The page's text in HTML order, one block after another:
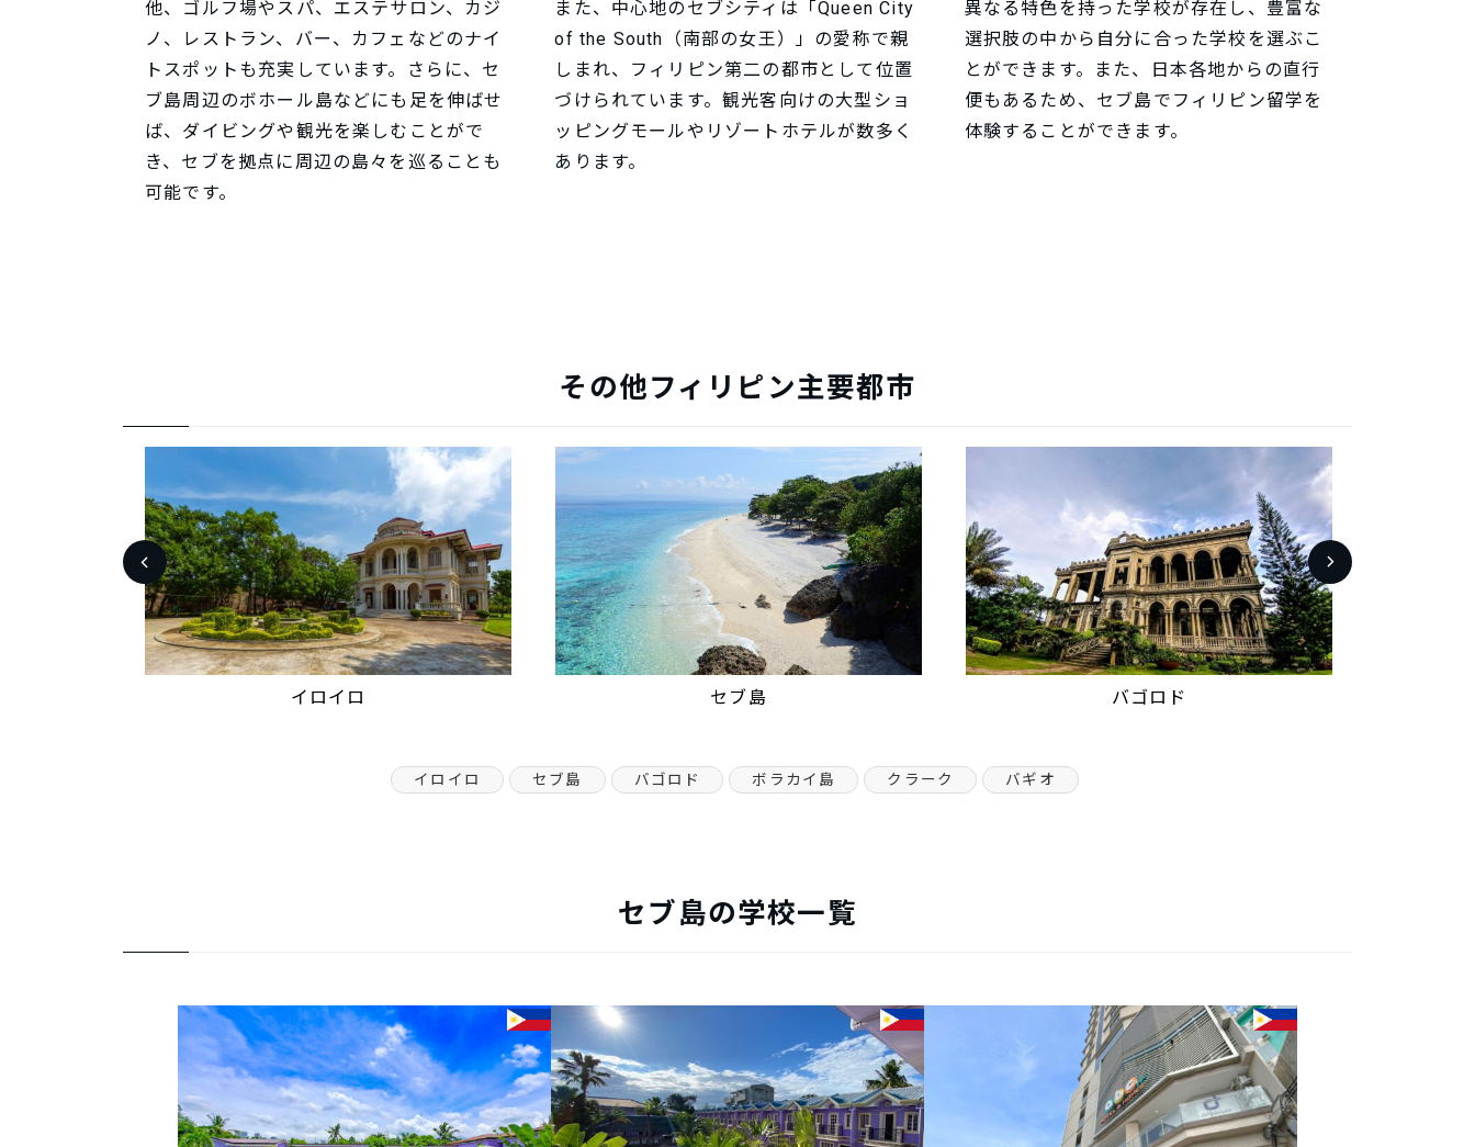
他、ゴルフ場やスパ、エステサロン、カジ
ノ、レストラン、バー、カフェなどのナイ
トスポットも充実しています。さらに、セ
ブ島周辺のボホール島などにも足を伸ばせ
ば、ダイビングや観光を楽しむことがで
き、セブを拠点に周辺の島々を巡ることも
可能です。
また、中心地のセブシティは「Queen City
of the South（南部の女王）」の愛称で親
しまれ、フィリピン第二の都市として位置
づけられています。観光客向けの大型ショ
ッピングモールやリゾートホテルが数多く
あります。
異なる特色を持った学校が存在し、豊富な
選択肢の中から自分に合った学校を選ぶこ
とができます。また、日本各地からの直行
便もあるため、セブ島でフィリピン留学を
体験することができます。
その他フィリピン主要都市
イロイロ セブ島 バゴロド
イロイロ セブ島 バゴロド ボラカイ島 クラーク バギオ
セブ島の学校一覧